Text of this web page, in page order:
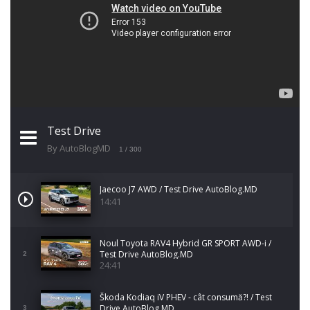
Test Drive
By AutoBlogMD 1 / 300
Jaecoo J7 AWD / Test Drive AutoBlog.MD
14:41
2
Noul Toyota RAV4 Hybrid GR SPORT AWD-i /
Test Drive AutoBlog.MD
24:41
3
Škoda Kodiaq iV PHEV - cât consumă?! / Test